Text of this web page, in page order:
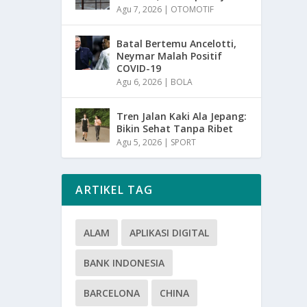
Agu 7, 2026 | OTOMOTIF
Batal Bertemu Ancelotti,
Neymar Malah Positif
COVID-19
Agu 6, 2026 | BOLA
Tren Jalan Kaki Ala Jepang:
Bikin Sehat Tanpa Ribet
Agu 5, 2026 | SPORT
ARTIKEL TAG
ALAM APLIKASI DIGITAL
BANK INDONESIA
BARCELONA CHINA